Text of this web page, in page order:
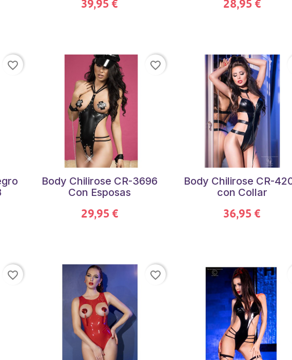
39,95 € 28,95 €
favorite_border
Body Chilirose CR-3696
Con Esposas
29,95 €
favorite_border
Body Chilirose CR-
con Collar
36,95 €
favorite_border favorite_border